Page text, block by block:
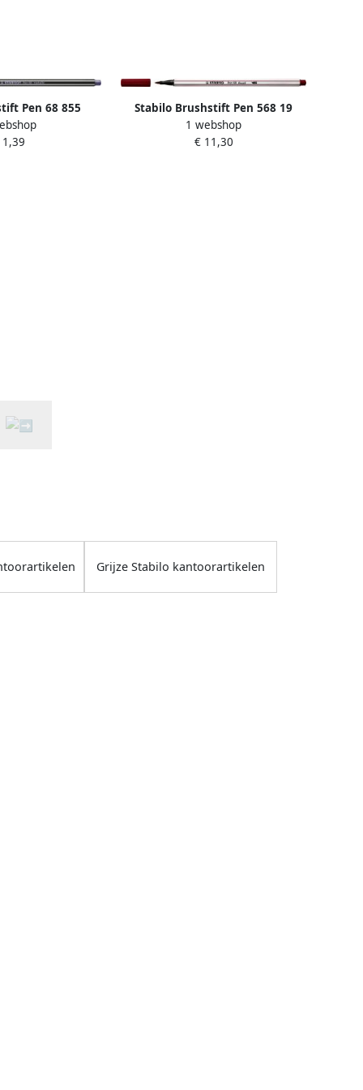
Pen 68 855
lila
Stabilo Brushstift Pen 568 19
heide paars
1 webshop
€ 11,30
Grijze Stabilo kantoorartikelen